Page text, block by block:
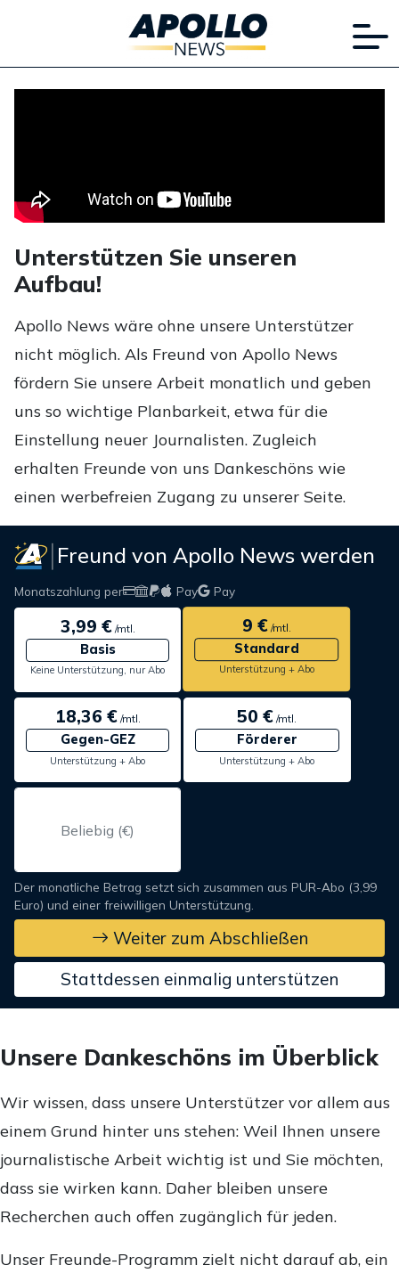
Unterstützen Sie unseren
Aufbau!
Apollo News wäre ohne unsere Unterstützer
nicht möglich. Als Freund von Apollo News
fördern Sie unsere Arbeit monatlich und geben
uns so wichtige Planbarkeit, etwa für die
Einstellung neuer Journalisten. Zugleich
erhalten Freunde von uns Dankeschöns wie
einen werbefreien Zugang zu unserer Seite.
Freund von Apollo News werden
Monatszahlung per Pay Pay
3,99 €/mtl.
Basis
Keine Unterstützung, nur Abo
9 €/mtl.
Standard
Unterstützung + Abo
18,36 €/mtl.
Gegen-GEZ
Unterstützung + Abo
50 € /mtl.
Förderer
Unterstützung + Abo
Der monatliche Betrag setzt sich zusammen aus PUR-Abo (3,99
Euro) und einer freiwilligen Unterstützung.
Weiter zum Abschließen
Stattdessen einmalig unterstützen
Unsere Dankeschöns im Überblick
Wir wissen, dass unsere Unterstützer vor allem aus
einem Grund hinter uns stehen: Weil Ihnen unsere
journalistische Arbeit wichtig ist und Sie möchten,
dass sie wirken kann. Daher bleiben unsere
Recherchen auch offen zugänglich für jeden.
Unser Freunde-Programm zielt nicht darauf ab, ein